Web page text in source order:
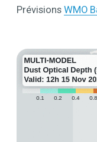
Prévisions WMO